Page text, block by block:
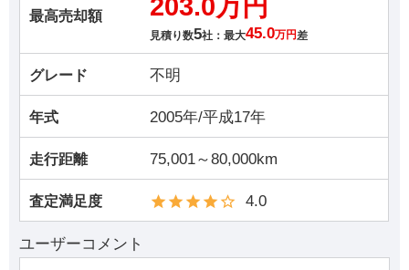
最高売却額 203.0万円
見積り数5社：最大45.0万円 差
グレード 不明
年式 2005年/平成17年
走行距離 75,001～80,000km
査定満足度 4.0
ユーザーコメント